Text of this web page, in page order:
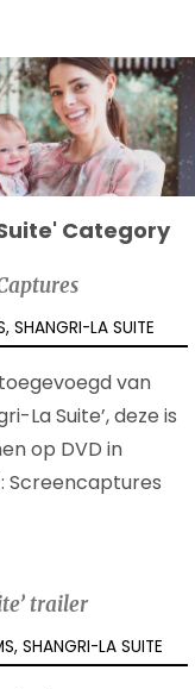
Category
,SHANGRI-LA SUITE
van
La Suite’, deze is
op DVD in
Screencaptures
trailer
,SHANGRI-LA SUITE